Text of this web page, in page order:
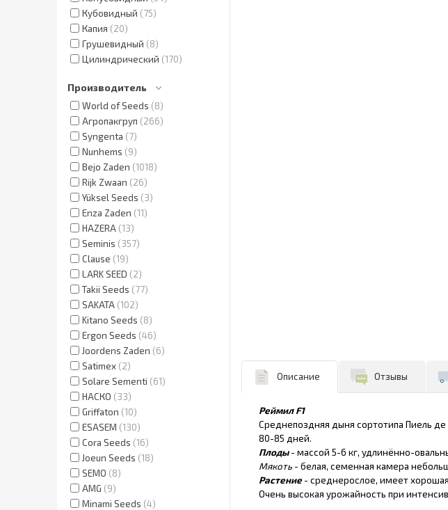
Кубовидный
75
Капия
20
Грушевидный
8
Цилиндрический 170
Производитель
World of Seeds
8
Агропакгруп
266
Syngenta
7
Nunhems
9
Bejo Zaden 1018
Rijk Zwaan
26
Yüksel Seeds
3
Enza Zaden 11
HAZERA 13
Seminis
357
Clause 19
LARK SEED
2
Takii Seeds
77
SAKATA 102
Kitano Seeds
8
Ergon Seeds 46
Joordens Zaden
6
Satimex 2
Solare Sementi
61
НАСКО
33
Griffaton 10
ESASEM 130
Cora Seeds 16
Joeun Seeds 18
SEMO
8
AMG
9
Minami Seeds 4
Описание Отзывы
Реймил F1
Среднепоздняя дыня сортотипа Пиель
80-85 дней.
Плоды- массой 5-6 кг, удлинённо-
Мякоть - белая, семенная камера
Растение - среднерослое, имеет
Очень высокая урожайность при